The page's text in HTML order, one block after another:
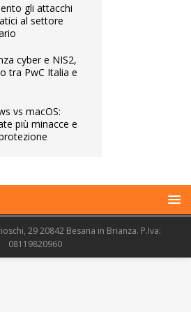
gli attacchi
al settore
cyber e NIS2,
tra PwC Italia e
vs macOS:
più minacce e
29 20842 Besana in Brianza. P.Iva:
08119820960